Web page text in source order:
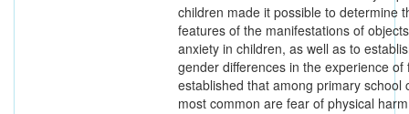
children made it possible to determine
features of the manifestations of
anxiety in children, as well as to
gender differences in the experience of
established that among primary school
most common are fear of physical